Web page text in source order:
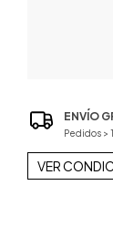
ENVÍO
Pedidos >
VER